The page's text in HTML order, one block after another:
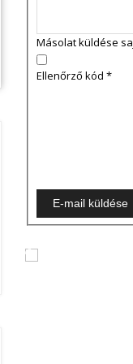
Másolat küldése
Ellenőrző kód *
E-mail küldése